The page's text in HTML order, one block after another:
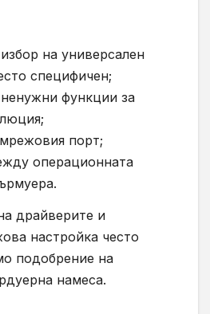
на универсален
специфичен;
функции за
порт;
операционната
драйверите и
настройка често
подобрение на
намеса.